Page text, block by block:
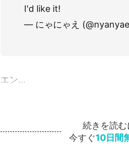
I'd like it!
— にゃにゃえ
エン...
続きを読む
今すぐ10日間